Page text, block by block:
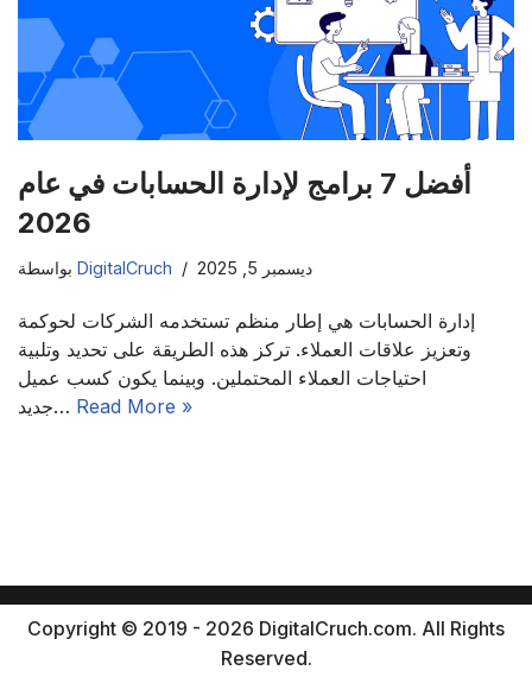
أفضل 7 برامج لإدارة الحسابات في عام
2026
DigitalCruch ديسمبر 5, 2025
إدارة الحسابات هي إطار منظم تستخدمه الشركات لحوكمة
وتعزيز علاقات العملاء. تركز هذه الطريقة على تحديد وتلبية
احتياجات العملاء المحتملين. وبينما يكون كسب عميل
جديد… Read More »
Copyright © 2019 - 2026 DigitalCruch.com. All Rights
Reserved.